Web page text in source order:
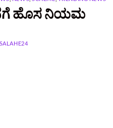
ಹೊಸ ನಿಯಮ
SALAHE24